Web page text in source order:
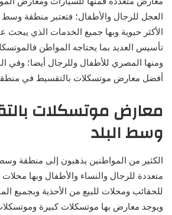
العجل للرجال والأطفال؛ فتعتبر منطقة وسط
الأكثر حيوية وبها جميع الخدمات الذي يبحث
تأسيس العديد بما يحتاجه المواطن
ومنها المصري للأطفال وللرجال أيضا؛ وفي
أفضل معارض موتسكلات بالتقسيط في
معارض موتسكلات
وسط البلد
الكثير من المواطنين يذهبون إلى منطقة
متعددة للرجال والنساء والأطفال وبها
للحقائب ومحلات للبيع من الأحذية وبجميع
ويوجد معارض بها موتسكلات كبيرة